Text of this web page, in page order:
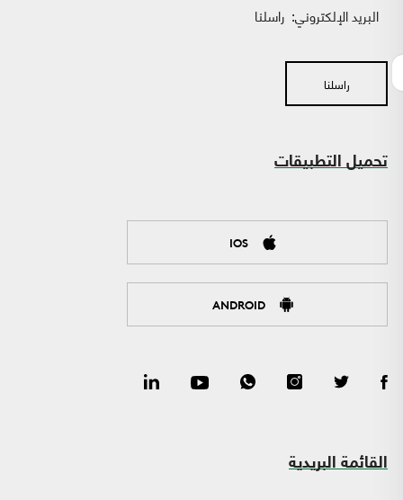
البريد الإلكتروني: راسلنا
راسلنا
تحميل التطبيقات
IOS
ANDROID
القائمة البريدية